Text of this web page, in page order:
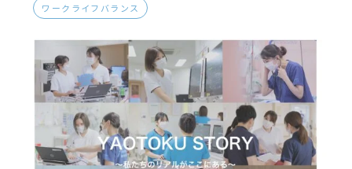
ワークライフバランス